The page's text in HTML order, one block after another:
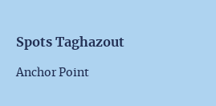
Spots Taghazout
Anchor Point